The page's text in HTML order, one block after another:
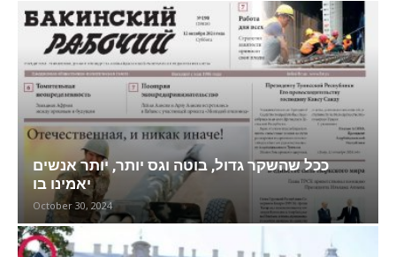
ככל שהשקר גדול, בוטה וגס יותר, יותר אנשים
יאמינו בו
October 30, 2024